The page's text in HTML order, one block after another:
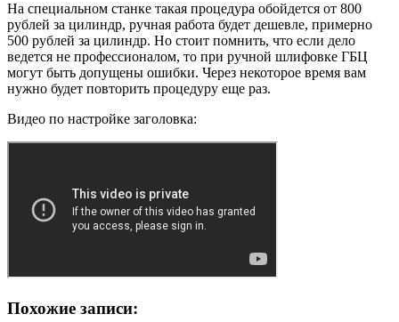
На специальном станке такая процедура обойдется от 800
рублей за цилиндр, ручная работа будет дешевле, примерно
500 рублей за цилиндр. Но стоит помнить, что если дело
ведется не профессионалом, то при ручной шлифовке ГБЦ
могут быть допущены ошибки. Через некоторое время вам
нужно будет повторить процедуру еще раз.
Видео по настройке заголовка:
Похожие записи: